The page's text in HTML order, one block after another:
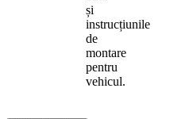
și
instrucțiunile
de
montare
pentru
vehicul.